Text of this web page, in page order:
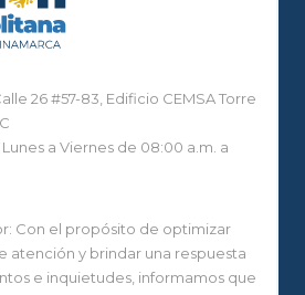
26 #57-83, Edificio CEMSA Torre
a Viernes de 08:00 a.m. a
Con el propósito de optimizar
atención y brindar una respuesta
e inquietudes, informamos que